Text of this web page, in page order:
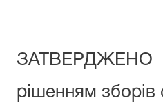
ЗАТВЕРДЖЕНО
рішенням зборів